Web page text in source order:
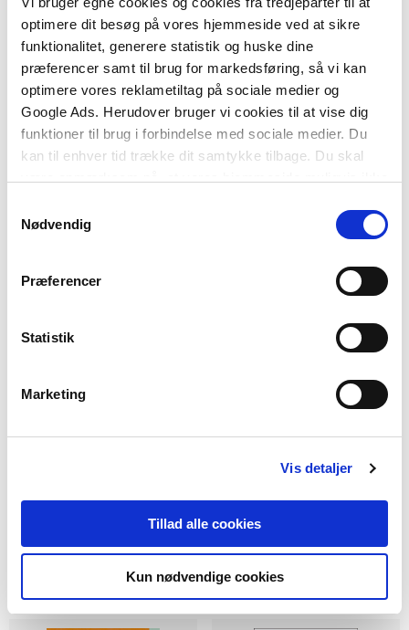
optimere dit besøg på vores hjemmeside ved at sikre
funktionalitet, generere statistik og huske dine
præferencer samt til brug for markedsføring, så vi kan
optimere vores reklametiltag på sociale medier og
Google Ads. Herudover bruger vi cookies til at vise dig
funktioner til brug i forbindelse med sociale medier. Du
kan til enhver tid trække dit samtykke tilbage. Du skal
tilbagetrækker et samtykke.
Nødvendig
Præferencer
Statistik
Marketing
Vis detaljer
Tillad alle cookies
Kun nødvendige cookies
2 formater
Videnskabsteori for de
pædagogiske uddannelser
Brian Degn Mårtensson Leif Puggaard Rune Bang Puggaard
Fra
219,95 KR.
2 formater
Videnskab og pædagogik
Brian Degn Mårtensson
Fra
309,95 KR.
Fra
Videnskabsteori - en
Fra
269,95 KR.